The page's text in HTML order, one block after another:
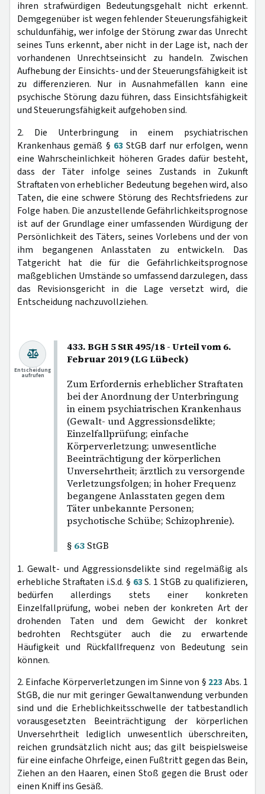
ihren strafwürdigen Bedeutungsgehalt nicht erkennt.
Demgegenüber ist wegen fehlender Steuerungsfähigkeit
schuldunfähig, wer infolge der Störung zwar das Unrecht
seines Tuns erkennt, aber nicht in der Lage ist, nach der
vorhandenen Unrechtseinsicht zu handeln. Zwischen
Aufhebung der Einsichts- und der Steuerungsfähigkeit ist
zu differenzieren. Nur in Ausnahmefällen kann eine
psychische Störung dazu führen, dass Einsichtsfähigkeit
und Steuerungsfähigkeit aufgehoben sind.
2. Die Unterbringung in einem psychiatrischen
Krankenhaus gemäß § 63StGB darf nur erfolgen, wenn
eine Wahrscheinlichkeit höheren Grades dafür besteht,
dass der Täter infolge seines Zustands in Zukunft
Straftaten von erheblicher Bedeutung begehen wird, also
Taten, die eine schwere Störung des Rechtsfriedens zur
Folge haben. Die anzustellende Gefährlichkeitsprognose
ist auf der Grundlage einer umfassenden Würdigung der
Persönlichkeit des Täters, seines Vorlebens und der von
ihm begangenen Anlasstaten zu entwickeln. Das
Tatgericht hat die für die Gefährlichkeitsprognose
maßgeblichen Umstände so umfassend darzulegen, dass
das Revisionsgericht in die Lage versetzt wird, die
Entscheidung nachzuvollziehen.
433. BGH 5 StR 495/18 - Urteil vom 6.
Februar 2019 (LG Lübeck)
Zum Erfordernis erheblicher Straftaten
bei der Anordnung der Unterbringung
in einem psychiatrischen Krankenhaus
(Gewalt- und Aggressionsdelikte;
Einzelfallprüfung; einfache
Körperverletzung; unwesentliche
Beeinträchtigung der körperlichen
Unversehrtheit; ärztlich zu versorgende
Verletzungsfolgen; in hoher Frequenz
begangene Anlasstaten gegen dem
Täter unbekannte Personen;
psychotische Schübe; Schizophrenie).
§ 63 StGB
Entscheidung
aufrufen
1. Gewalt- und Aggressionsdelikte sind regelmäßig als
erhebliche Straftaten i.S.d. § 63S. 1 StGB zu qualifizieren,
bedürfen allerdings stets einer konkreten
Einzelfallprüfung, wobei neben der konkreten Art der
drohenden Taten und dem Gewicht der konkret
bedrohten Rechtsgüter auch die zu erwartende
Häufigkeit und Rückfallfrequenz von Bedeutung sein
können.
2. Einfache Körperverletzungen im Sinne von § 223Abs. 1
StGB, die nur mit geringer Gewaltanwendung verbunden
sind und die Erheblichkeitsschwelle der tatbestandlich
vorausgesetzten Beeinträchtigung der körperlichen
Unversehrtheit lediglich unwesentlich überschreiten,
reichen grundsätzlich nicht aus; das gilt beispielsweise
für eine einfache Ohrfeige, einen Fußtritt gegen das Bein,
Ziehen an den Haaren, einen Stoß gegen die Brust oder
einen Kniff ins Gesäß.